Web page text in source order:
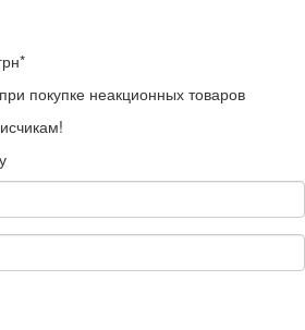
покупке неакционных товаров